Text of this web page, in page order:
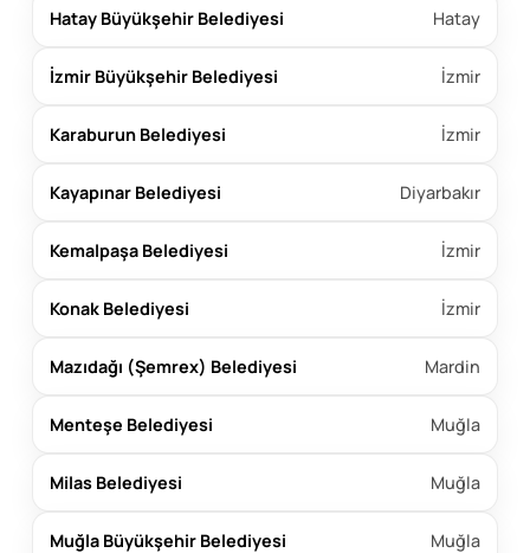
Hatay Büyükşehir Belediyesi Hatay
İzmir Büyükşehir Belediyesi İzmir
Karaburun Belediyesi İzmir
Kayapınar Belediyesi Diyarbakır
Kemalpaşa Belediyesi İzmir
Konak Belediyesi İzmir
Mazıdağı (Şemrex) Belediyesi Mardin
Menteşe Belediyesi Muğla
Milas Belediyesi Muğla
Muğla Büyükşehir Belediyesi Muğla